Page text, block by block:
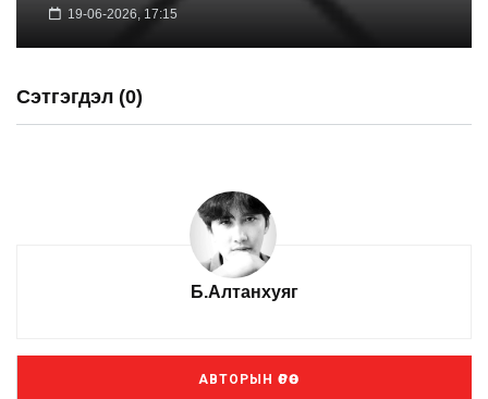
19-06-2026, 17:15
Сэтгэгдэл (0)
Б.Алтанхуяг
АВТОРЫН ӨРӨӨ